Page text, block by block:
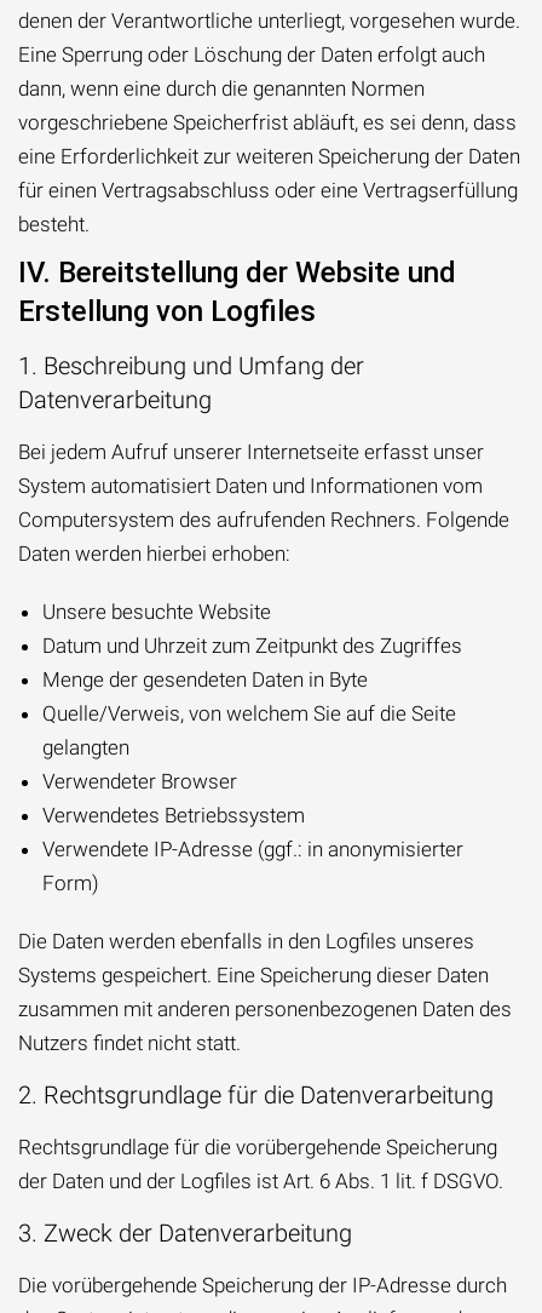
denen der Verantwortliche unterliegt, vorgesehen wurde.
Eine Sperrung oder Löschung der Daten erfolgt auch
dann, wenn eine durch die genannten Normen
vorgeschriebene Speicherfrist abläuft, es sei denn, dass
eine Erforderlichkeit zur weiteren Speicherung der Daten
für einen Vertragsabschluss oder eine Vertragserfüllung
besteht.
IV. Bereitstellung der Website und
Erstellung von Logfiles
1. Beschreibung und Umfang der
Datenverarbeitung
Bei jedem Aufruf unserer Internetseite erfasst unser
System automatisiert Daten und Informationen vom
Computersystem des aufrufenden Rechners. Folgende
Daten werden hierbei erhoben:
Unsere besuchte Website
Datum und Uhrzeit zum Zeitpunkt des Zugriffes
Menge der gesendeten Daten in Byte
Quelle/Verweis, von welchem Sie auf die Seite
gelangten
Verwendeter Browser
Verwendetes Betriebssystem
Verwendete IP-Adresse (ggf.: in anonymisierter
Form)
Die Daten werden ebenfalls in den Logfiles unseres
Systems gespeichert. Eine Speicherung dieser Daten
zusammen mit anderen personenbezogenen Daten des
Nutzers findet nicht statt.
2. Rechtsgrundlage für die Datenverarbeitung
Rechtsgrundlage für die vorübergehende Speicherung
der Daten und der Logfiles ist Art. 6 Abs. 1 lit. f DSGVO.
3. Zweck der Datenverarbeitung
Die vorübergehende Speicherung der IP-Adresse durch